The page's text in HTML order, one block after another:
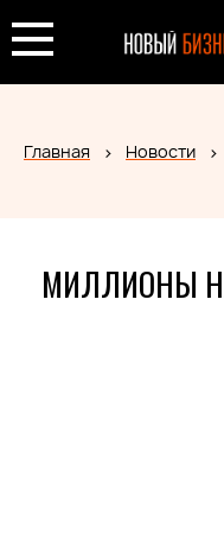
Главная Новости
МИЛЛИОНЫ